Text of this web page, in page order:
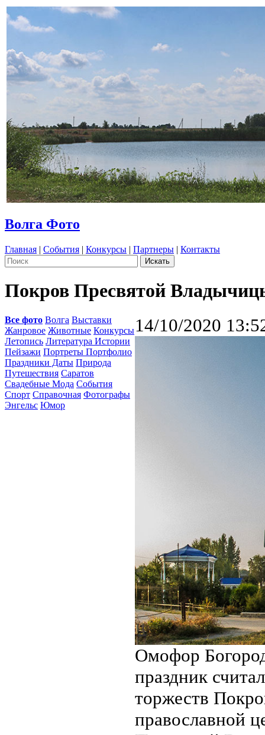
Волга Фото
Главная | События | Конкурсы | Партнеры | Контакты
Покров Пресвятой
Все фото Волга Выставки
Жанровое Животные Конкурсы
Летопись Литература Истории
Пейзажи Портреты Портфолио
Праздники Даты Природа
Путешествия Саратов
Свадебные Мода События
Спорт Справочная Фотографы
Энгельс Юмор
14/10/2020
Омофор
праздник
торжеств
православной